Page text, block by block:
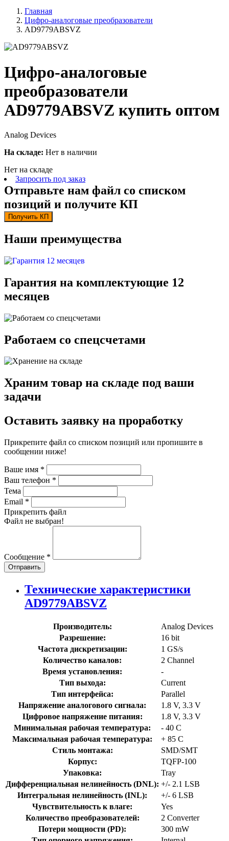
Главная
Цифро-аналоговые преобразователи
AD9779ABSVZ
Цифро-аналоговые
преобразователи
AD9779ABSVZ купить оптом
Analog Devices
На складе: Нет в наличии
Нет на складе
Запросить под заказ
Отправьте нам файл со списком
позиций и получите КП
Получить КП
Наши преимущества
Гарантия на комплектующие 12
месяцев
Работаем со спецсчетами
Храним товар на складе под ваши
задачи
Оставить заявку на проработку
Прикрепите файл со списком позиций или пропишите в
сообщении ниже!
Ваше имя *
Ваш телефон *
Тема
Email *
Прикрепить файл
Файл не выбран!
Сообщение *
Отправить
Технические характеристики
AD9779ABSVZ
Производитель:
Analog Devices
Разрешение:
16 bit
Частота дискретизации:
1 GS/s
Количество каналов:
2 Channel
Время установления:
-
Тип выхода:
Current
Тип интерфейса:
Parallel
Напряжение аналогового сигнала:
1.8 V, 3.3 V
Цифровое напряжение питания:
1.8 V, 3.3 V
Минимальная рабочая температура:
- 40 C
Максимальная рабочая температура:
+ 85 C
Стиль монтажа:
SMD/SMT
Корпус:
TQFP-100
Упаковка:
Tray
Дифференциальная нелинейность (DNL): +/- 2.1 LSB
Интегральная нелинейность (INL):
+/- 6 LSB
Чувствительность к влаге:
Yes
Количество преобразователей:
2 Converter
Потери мощности (PD):
300 mW